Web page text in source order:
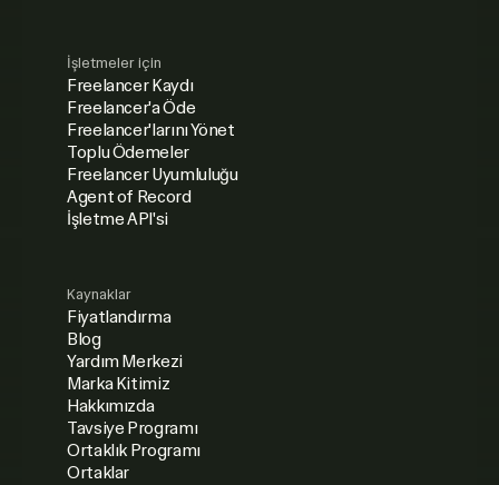
İşletmeler için
Freelancer Kaydı
Freelancer'a Öde
Freelancer'larını Yönet
Toplu Ödemeler
Freelancer Uyumluluğu
Agent of Record
İşletme API'si
Kaynaklar
Fiyatlandırma
Blog
Yardım Merkezi
Marka Kitimiz
Hakkımızda
Tavsiye Programı
Ortaklık Programı
Ortaklar